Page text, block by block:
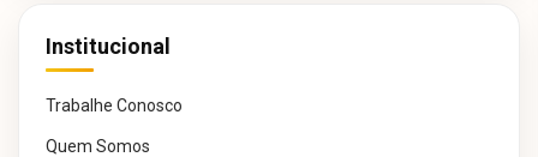
Institucional
Trabalhe Conosco
Quem Somos